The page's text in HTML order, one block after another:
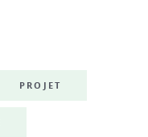
PROJET